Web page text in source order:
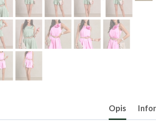
Opis